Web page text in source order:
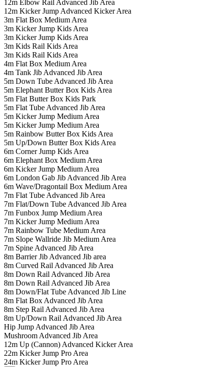
12m Elbow Rail Advanced Jib Area
12m Kicker Jump Advanced Kicker Area
3m Flat Box Medium Area
3m Kicker Jump Kids Area
3m Kicker Jump Kids Area
3m Kids Rail Kids Area
3m Kids Rail Kids Area
4m Flat Box Medium Area
4m Tank Jib Advanced Jib Area
5m Down Tube Advanced Jib Area
5m Elephant Butter Box Kids Area
5m Flat Butter Box Kids Park
5m Flat Tube Advanced Jib Area
5m Kicker Jump Medium Area
5m Kicker Jump Medium Area
5m Rainbow Butter Box Kids Area
5m Up/Down Butter Box Kids Area
6m Corner Jump Kids Area
6m Elephant Box Medium Area
6m Kicker Jump Medium Area
6m London Gab Jib Advanced Jib Area
6m Wave/Dragontail Box Medium Area
7m Flat Tube Advanced Jib Area
7m Flat/Down Tube Advanced Jib Area
7m Funbox Jump Medium Area
7m Kicker Jump Medium Area
7m Rainbow Tube Medium Area
7m Slope Wallride Jib Medium Area
7m Spine Advanced Jib Area
8m Barrier Jib Advanced Jib area
8m Curved Rail Advanced Jib Area
8m Down Rail Advanced Jib Area
8m Down Rail Advanced Jib Area
8m Down/Flat Tube Advanced Jib Line
8m Flat Box Advanced Jib Area
8m Step Rail Advanced Jib Area
8m Up/Down Rail Advanced Jib Area
Hip Jump Advanced Jib Area
Mushroom Advanced Jib Area
12m Up (Cannon) Advanced Kicker Area
22m Kicker Jump Pro Area
24m Kicker Jump Pro Area